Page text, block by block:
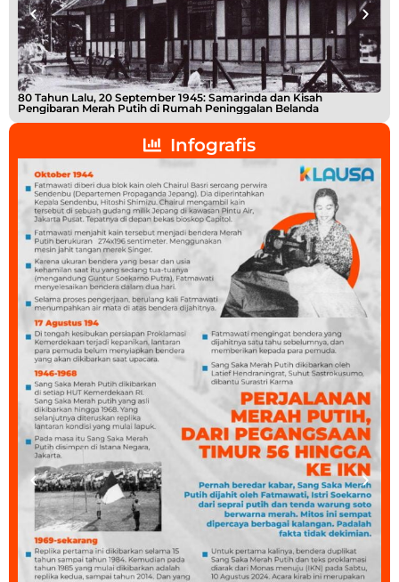
80 Tahun Lalu, 20 September 1945: Samarinda dan Kisah
Pengibaran Merah Putih di Rumah Peninggalan Belanda
Infografis